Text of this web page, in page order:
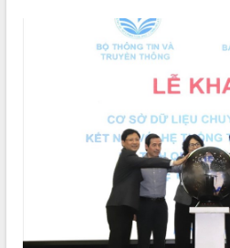
VĂN BẢN HĐND TỈNH
QUY HOẠCH - KẾ HOẠCH